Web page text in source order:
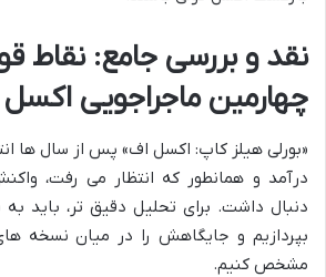
نقد و بررسی جامع:
چهارمین ماجراجویی اکسل
«بورلی هیلز کاپ: اکسل اف» پس از سال ها
درآمد و همانطور که انتظار می رفت،
دنبال داشت. برای تحلیل دقیق تر، باید
بپردازیم و جایگاهش را در میان نسخه
مشخص کنیم.